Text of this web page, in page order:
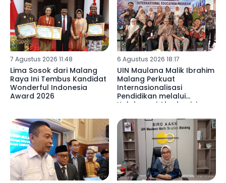
7 Agustus 2026 11:48
Lima Sosok dari Malang
Raya Ini Tembus Kandidat
Wonderful Indonesia
Award 2026
6 Agustus 2026 18:17
UIN Maulana Malik Ibrahim
Malang Perkuat
Internasionalisasi
Pendidikan melalui
Kolaborasi Akademisi
Mulyoagung